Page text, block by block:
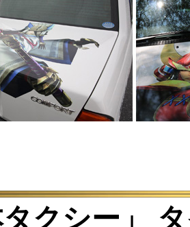
タクシー」